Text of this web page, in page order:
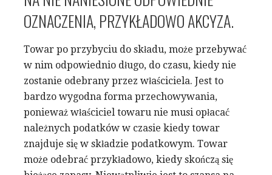
OZNACZENIA, PRZYKŁADOWO AKCYZA.
Towar po przybyciu do składu, może przebywać
w nim odpowiednio długo, do czasu, kiedy nie
zostanie odebrany przez właściciela. Jest to
bardzo wygodna forma przechowywania,
ponieważ właściciel towaru nie musi opłacać
należnych podatków w czasie kiedy towar
znajduje się w składzie podatkowym. Towar
może odebrać przykładowo, kiedy skończą się